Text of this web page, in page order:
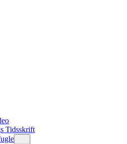
Tidsskrift